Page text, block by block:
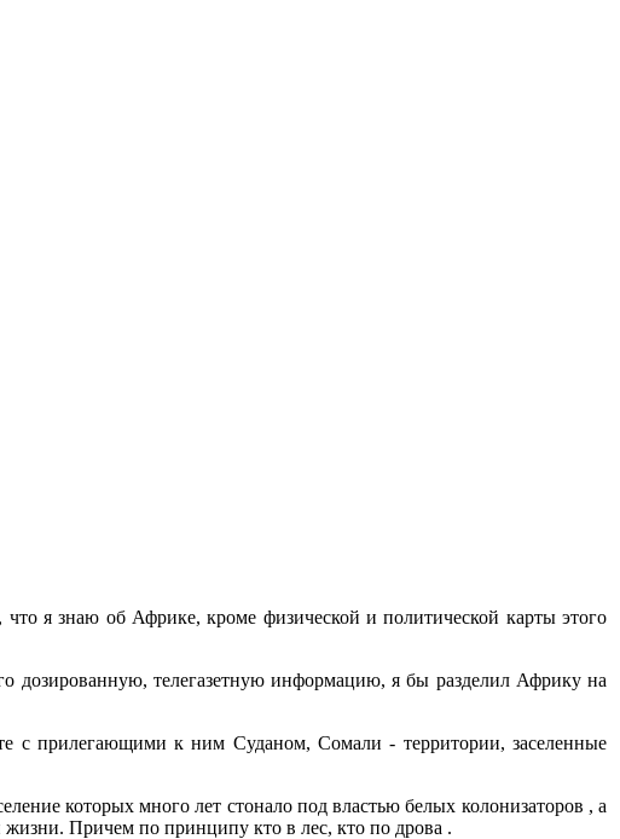
я знаю об Африке, кроме физической и политической карты этого
дозированную, телегазетную информацию, я бы разделил Африку на
с прилегающими к ним Суданом, Сомали - территории, заселенные
которых много лет стонало под властью белых колонизаторов , а
жизни. Причем по принципу кто в лес, кто по дрова .